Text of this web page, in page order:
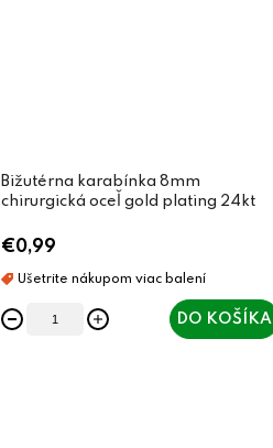
Bižutérna karabínka 8mm
chirurgická oceľ gold plating 24kt
€0,99
DO KOŠÍKA